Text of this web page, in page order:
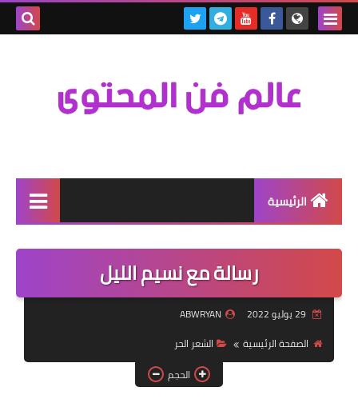
الرئيسية
كلمة
الطبيعة
رسالة مع نسيم الليل
ABWRYAN
الصفحة الرئيسية
الشعر الحر
الحجم